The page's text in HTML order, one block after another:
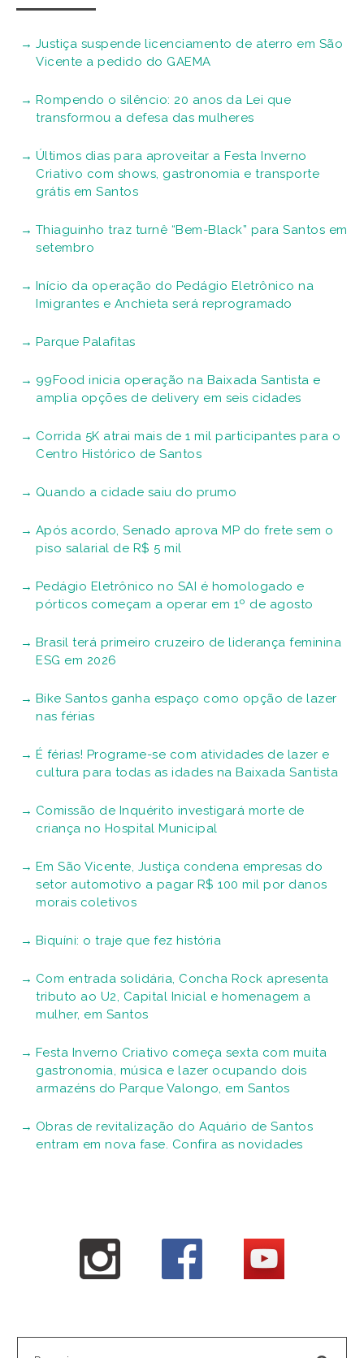
Justiça suspende licenciamento de aterro em São
Vicente a pedido do GAEMA
Rompendo o silêncio: 20 anos da Lei que
transformou a defesa das mulheres
Últimos dias para aproveitar a Festa Inverno
Criativo com shows, gastronomia e transporte
grátis em Santos
Thiaguinho traz turnê “Bem-Black” para Santos em
setembro
Início da operação do Pedágio Eletrônico na
Imigrantes e Anchieta será reprogramado
Parque Palafitas
99Food inicia operação na Baixada Santista e
amplia opções de delivery em seis cidades
Corrida 5K atrai mais de 1 mil participantes para o
Centro Histórico de Santos
Quando a cidade saiu do prumo
Após acordo, Senado aprova MP do frete sem o
piso salarial de R$ 5 mil
Pedágio Eletrônico no SAI é homologado e
pórticos começam a operar em 1º de agosto
Brasil terá primeiro cruzeiro de liderança feminina
ESG em 2026
Bike Santos ganha espaço como opção de lazer
nas férias
É férias! Programe-se com atividades de lazer e
cultura para todas as idades na Baixada Santista
Comissão de Inquérito investigará morte de
criança no Hospital Municipal
Em São Vicente, Justiça condena empresas do
setor automotivo a pagar R$ 100 mil por danos
morais coletivos
Biquíni: o traje que fez história
Com entrada solidária, Concha Rock apresenta
tributo ao U2, Capital Inicial e homenagem a
mulher, em Santos
Festa Inverno Criativo começa sexta com muita
gastronomia, música e lazer ocupando dois
armazéns do Parque Valongo, em Santos
Obras de revitalização do Aquário de Santos
entram em nova fase. Confira as novidades